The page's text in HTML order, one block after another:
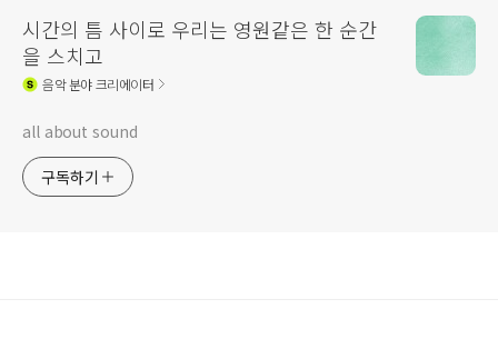
시간의 틈 사이로 우리는 영원같은 한 순간
을 스치고
음악분야 크리에이터
all about sound
구독하기